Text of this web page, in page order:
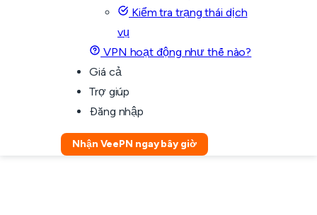
Kiểm tra trạng thái dịch
vụ
VPN hoạt động như thế nào?
Giá cả
Trợ giúp
Đăng nhập
Nhận VeePN ngay bây giờ